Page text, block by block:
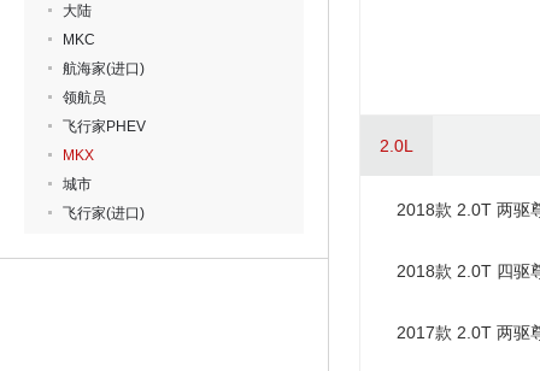
大陆
MKC
航海家(进口)
领航员
飞行家PHEV
MKX
城市
飞行家(进口)
2.0L
2018款 2.0T 两驱
2018款 2.0T 四驱
2017款 2.0T 两驱